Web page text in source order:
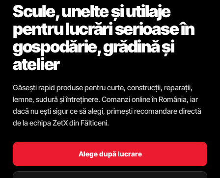
Scule, unelte și utilaje
pentru lucrări serioase în
gospodărie, grădină și
atelier
Găsești rapid produse pentru curte, construcții, reparații,
lemne, sudură și întreținere. Comanzi online în România, iar
dacă nu ești sigur ce să alegi, primești recomandare directă
de la echipa ZetX din Fălticeni.
Alege după lucrare